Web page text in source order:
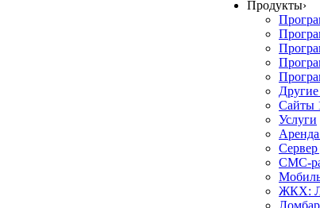
Продукты›
Сайты
Услуги
СМС-
ЖКХ: